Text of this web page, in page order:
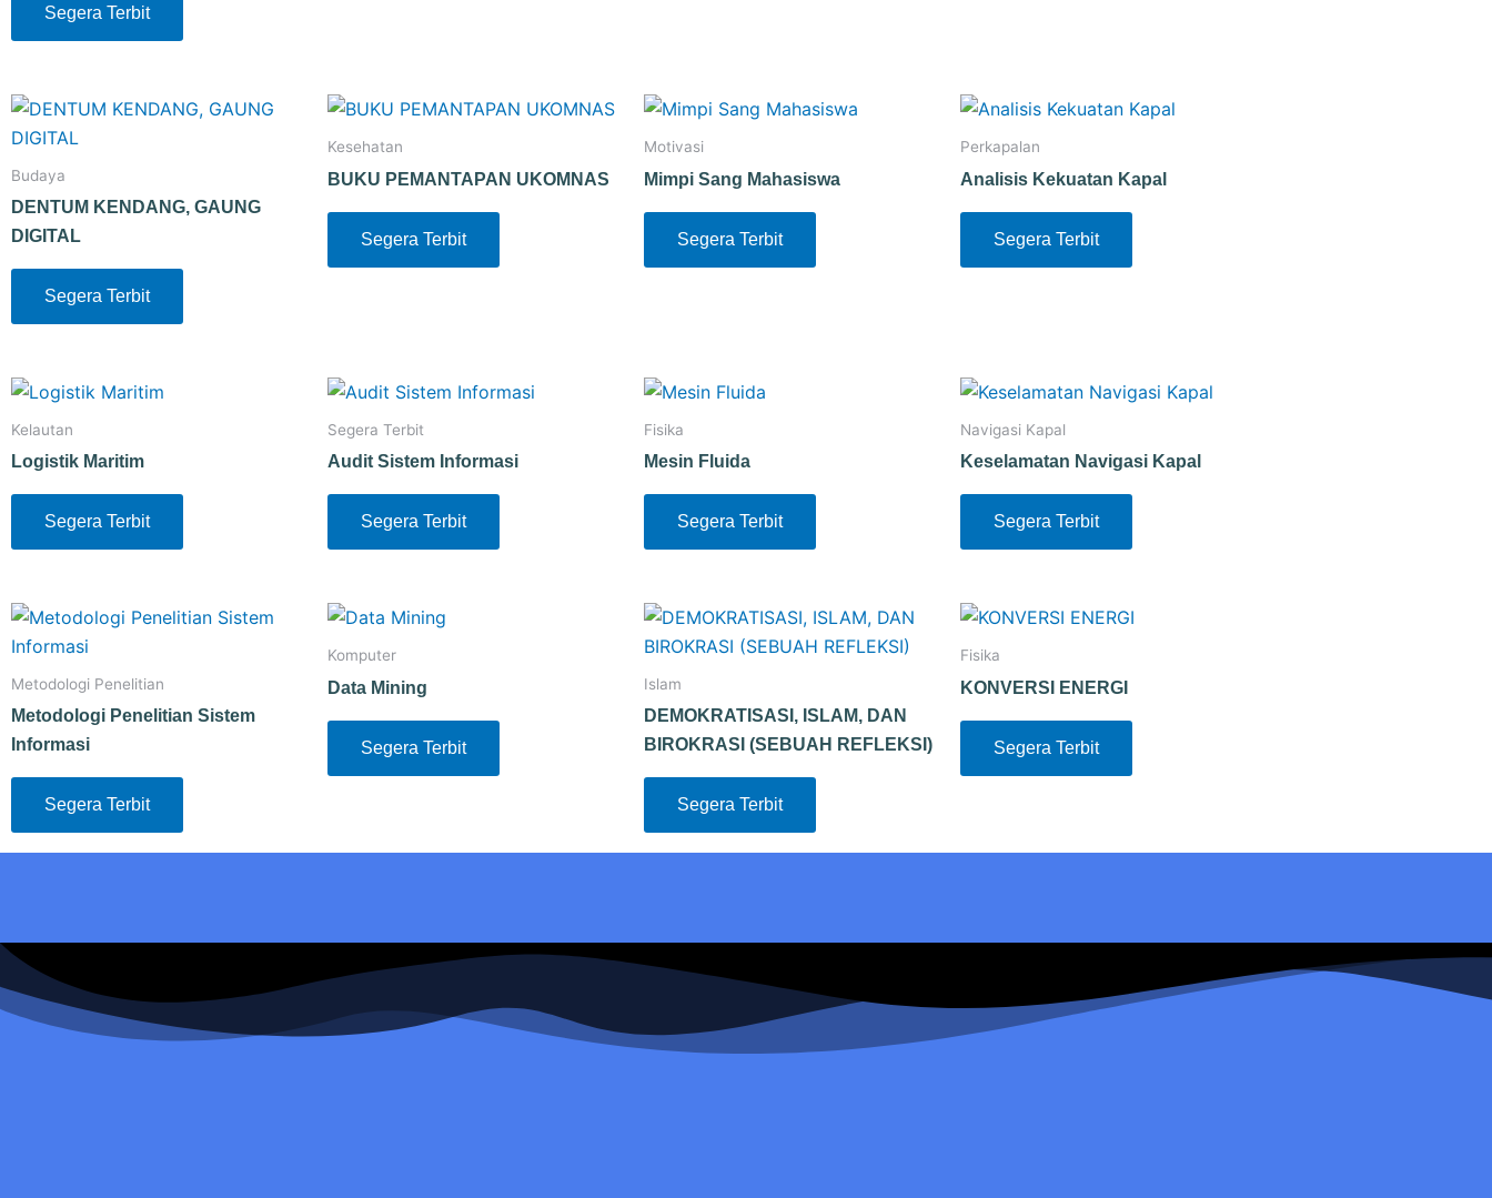
Segera Terbit
Budaya
DENTUM KENDANG, GAUNG
DIGITAL
Segera Terbit
Kesehatan
BUKU PEMANTAPAN UKOMNAS
Segera Terbit
Motivasi
Mimpi Sang Mahasiswa
Segera Terbit
Perkapalan
Analisis Kekuatan Kapal
Segera Terbit
Kelautan
Logistik Maritim
Segera Terbit
Segera Terbit
Audit Sistem Informasi
Segera Terbit
Fisika
Mesin Fluida
Segera Terbit
Navigasi Kapal
Keselamatan Navigasi Kapal
Segera Terbit
Metodologi Penelitian
Metodologi Penelitian Sistem
Informasi
Segera Terbit
Komputer
Data Mining
Segera Terbit
Islam
DEMOKRATISASI, ISLAM, DAN
BIROKRASI (SEBUAH REFLEKSI)
Segera Terbit
Fisika
KONVERSI ENERGI
Segera Terbit